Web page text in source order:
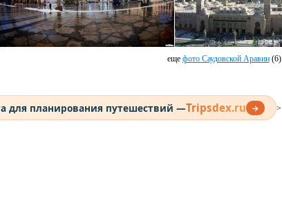
еще фото Саудовской Аравии(6)
для планирования путешествий —Tripsdex.ru → >